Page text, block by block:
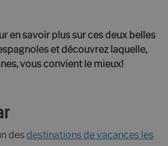
en savoir plus sur ces deux belles
et découvrez laquelle,
vous convient le mieux!
desdestinations de vacances les